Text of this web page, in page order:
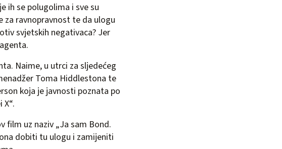
ih se polugolima i sve su
za ravnopravnost te da ulogu
svjetskih negativaca? Jer
Naime, u utrci za sljedećeg
Toma Hiddlestona te
koja je javnosti poznata po
film uz naziv „Ja sam Bond.
dobiti tu ulogu i zamijeniti